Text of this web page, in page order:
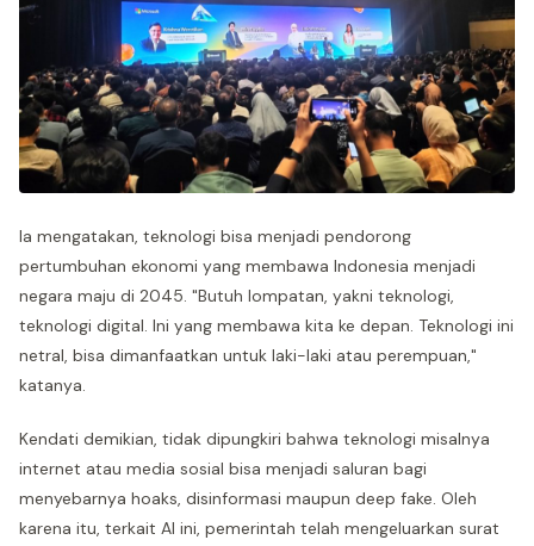
Ia mengatakan, teknologi bisa menjadi pendorong
pertumbuhan ekonomi yang membawa Indonesia menjadi
negara maju di 2045. "Butuh lompatan, yakni teknologi,
teknologi digital. Ini yang membawa kita ke depan. Teknologi ini
netral, bisa dimanfaatkan untuk laki-laki atau perempuan,"
katanya.
Kendati demikian, tidak dipungkiri bahwa teknologi misalnya
internet atau media sosial bisa menjadi saluran bagi
menyebarnya hoaks, disinformasi maupun deep fake. Oleh
karena itu, terkait AI ini, pemerintah telah mengeluarkan surat